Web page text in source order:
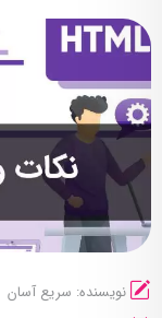
نویسنده: سریع آسان